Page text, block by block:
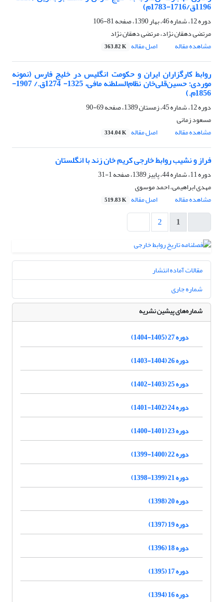
1196ق/1716-1783م)
دوره 12، شماره 46، بهار 1390، صفحه
81-106
مرتضی دهقان نژاد، مرتضی دهقان نژاد
مشاهده مقاله
اصل مقاله 363.82 K
روابط کارگزاران ایران و حکومت انگلیس در خلیج فارس (نمونه
موردی: حسین‌قلی‌خان نظام‌السلطنه مافی، 1325- 1274ق./ 1907-
1856م.)
دوره 12، شماره 45، زمستان 1389، صفحه
69-90
مسعود زمانی
مشاهده مقاله
اصل مقاله 334.04 K
فراز و نشیب روابط خارجی کریم خان زند با انگلستان
دوره 11، شماره 44، پاییز 1389، صفحه
1-31
مهدی ابراهیمی، احمد موسوی
مشاهده مقاله
اصل مقاله 519.83 K
1
2
مقالات آماده انتشار
شماره جاری
شماره‌های پیشین نشریه
دوره 27 (1405-1404)
دوره 26 (1404-1403)
دوره 25 (1403-1402)
دوره 24 (1402-1401)
دوره 23 (1401-1400)
دوره 22 (1400-1399)
دوره 21 (1399-1398)
دوره 20 (1398)
دوره 19 (1397)
دوره 18 (1396)
دوره 17 (1395)
دوره 16 (1394)